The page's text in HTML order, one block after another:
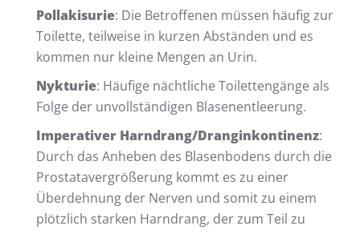
Pollakisurie: Die Betroffenen müssen häufig zur
Toilette, teilweise in kurzen Abständen und es
kommen nur kleine Mengen an Urin.
Nykturie: Häufige nächtliche Toilettengänge als
Folge der unvollständigen Blasenentleerung.
Imperativer Harndrang/Dranginkontinenz:
Durch das Anheben des Blasenbodens durch die
Prostatavergrößerung kommt es zu einer
Überdehnung der Nerven und somit zu einem
plötzlich starken Harndrang, der zum Teil zu